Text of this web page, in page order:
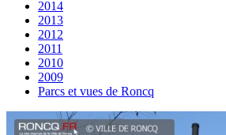
2014
2013
2012
2011
2010
2009
Parcs et vues de Roncq